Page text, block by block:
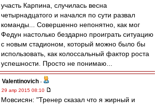
участь Карпина, случилась весна
четырнадцатого и начался по сути развал
команды... Совершенно непонятно, как мог
Федун настолько бездарно проиграть ситуацию
с новым стадионом, который можно было бы
использовать, как колоссальный фактор роста
успешности. Просто не понимаю...
Valentinovich -
29 апр 2015 08:10
Мовсисян: "Тренер сказал что я жирный и